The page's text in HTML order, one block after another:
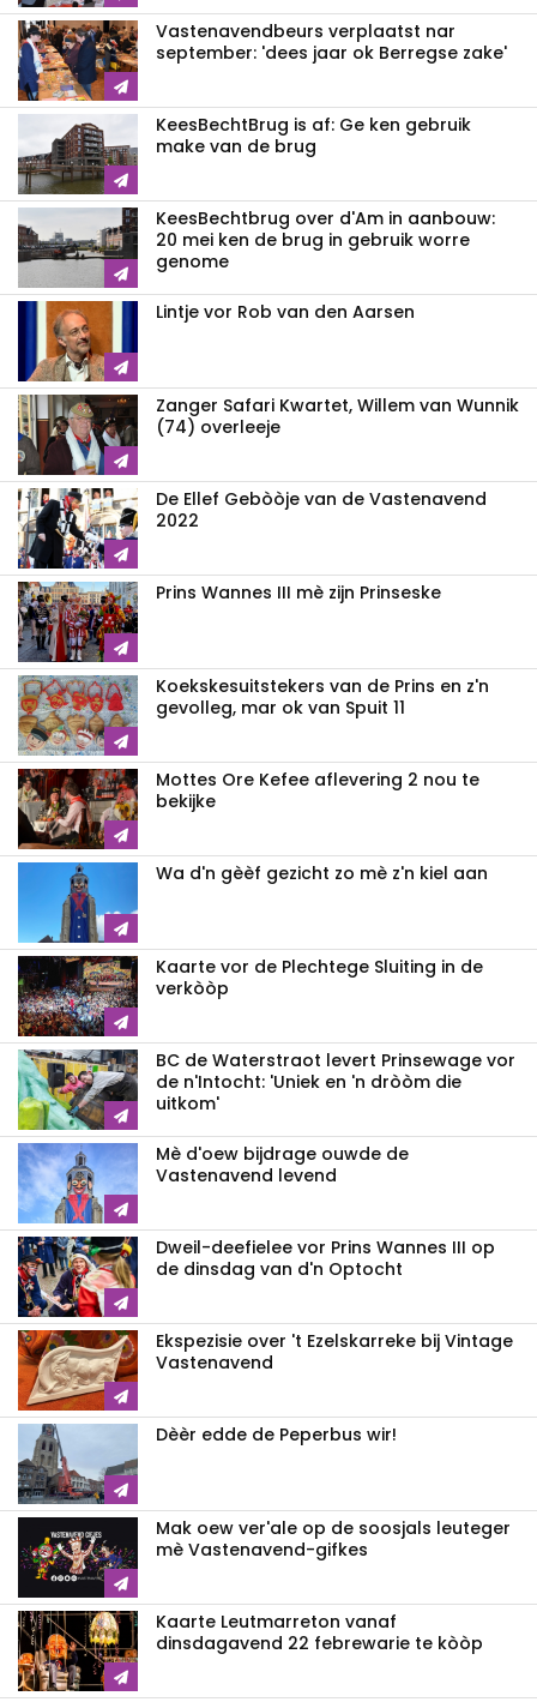
Vastenavendbeurs verplaatst nar
september: 'dees jaar ok Berregse zake'
KeesBechtBrug is af: Ge ken gebruik
make van de brug
KeesBechtbrug over d'Am in aanbouw:
20 mei ken de brug in gebruik worre
genome
Lintje vor Rob van den Aarsen
Zanger Safari Kwartet, Willem van Wunnik
(74) overleeje
De Ellef Gebòòje van de Vastenavend
2022
Prins Wannes III mè zijn Prinseske
Koekskesuitstekers van de Prins en z'n
gevolleg, mar ok van Spuit 11
Mottes Ore Kefee aflevering 2 nou te
bekijke
Wa d'n gèèf gezicht zo mè z'n kiel aan
Kaarte vor de Plechtege Sluiting in de
verkòòp
BC de Waterstraot levert Prinsewage vor
de n'Intocht: 'Uniek en 'n dròòm die
uitkom'
Mè d'oew bijdrage ouwde de
Vastenavend levend
Dweil-deefielee vor Prins Wannes III op
de dinsdag van d'n Optocht
Ekspezisie over 't Ezelskarreke bij Vintage
Vastenavend
Dèèr edde de Peperbus wir!
Mak oew ver'ale op de soosjals leuteger
mè Vastenavend-gifkes
Kaarte Leutmarreton vanaf
dinsdagavend 22 febrewarie te kòòp